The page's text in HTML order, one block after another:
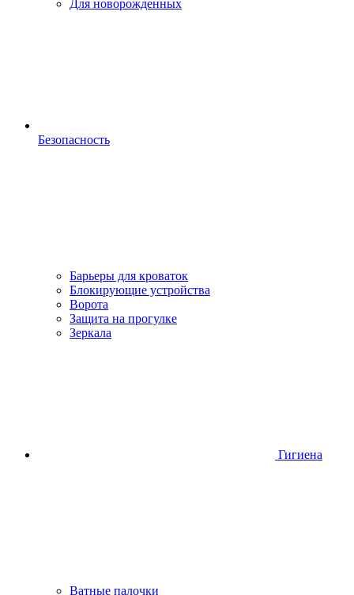
Для новорожденных
Безопасность
Барьеры для кроваток
Блокирующие устройства
Ворота
Защита на прогулке
Зеркала
Гигиена
Ватные палочки